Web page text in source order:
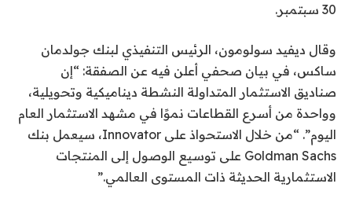
30 سبتمبر.
وقال ديفيد سولومون، الرئيس التنفيذي لبنك جولدمان
ساكس، في بيان صحفي أعلن فيه عن الصفقة: “إن
صناديق الاستثمار المتداولة النشطة ديناميكية وتحويلية،
وواحدة من أسرع القطاعات نموًا في مشهد الاستثمار العام
اليوم”. “من خلال الاستحواذ على Innovator، سيعمل بنك
Goldman Sachs على توسيع الوصول إلى المنتجات
الاستثمارية الحديثة ذات المستوى العالمي.”